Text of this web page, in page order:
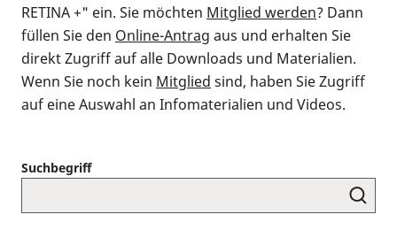
RETINA +" ein. Sie möchten Mitglied werden? Dann
füllen Sie den Online-Antrag aus und erhalten Sie
direkt Zugriff auf alle Downloads und Materialien.
Wenn Sie noch kein Mitglied sind, haben Sie Zugriff
auf eine Auswahl an Infomaterialien und Videos.
Suchbegriff